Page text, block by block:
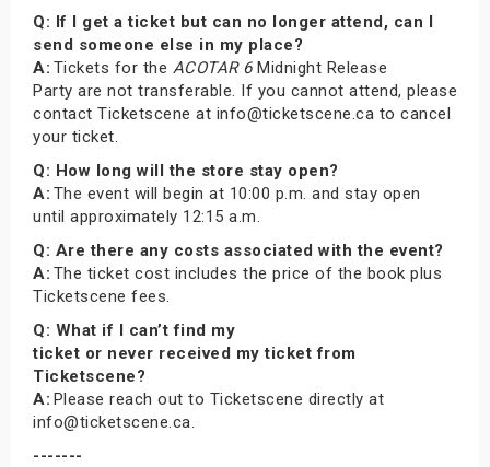
Q: If I get a ticket but can no longer attend, can I
send someone else in my place?
A: Tickets for the ACOTAR 6Midnight Release
Party are not transferable. If you cannot attend, please
contact Ticketscene at info@ticketscene.ca to cancel
your ticket.
Q: How long will the store stay open?
A: The event will begin at 10:00 p.m. and stay open
until approximately 12:15 a.m.
Q: Are there any costs associated with the event?
A: The ticket cost includes the price of the book plus
Ticketscene fees.
Q: What if I can’t find my
ticket or never received my ticket from
Ticketscene?
A: Please reach out to Ticketscene directly at
info@ticketscene.ca.
-------